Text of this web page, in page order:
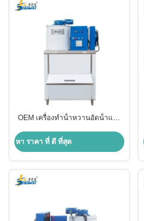
OEM เครื่องทําน้ําหวานอัดน้ําแข็ง
หา ราคา ที่ ดี ที่สุด